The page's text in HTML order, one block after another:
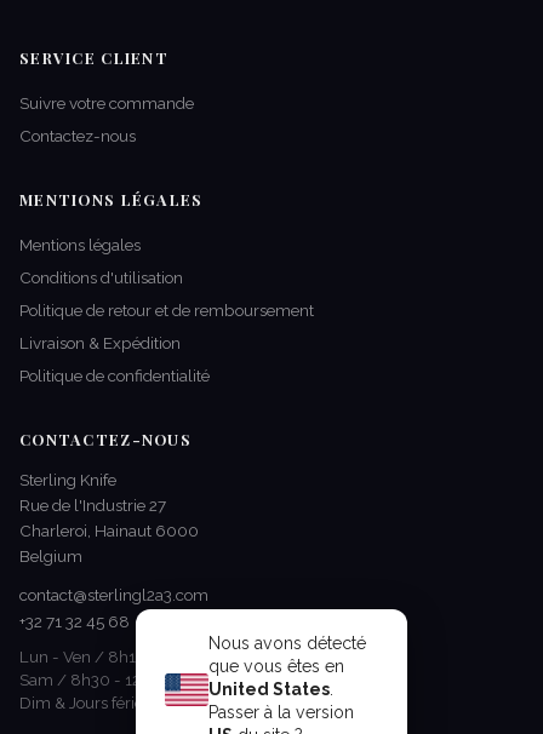
Nous avons détecté
que vous êtes en
United States.
Passer à la version
SERVICE CLIENT
Suivre votre commande
Contactez-nous
MENTIONS LÉGALES
Mentions légales
Conditions d'utilisation
Politique de retour et de remboursement
Livraison & Expédition
Politique de confidentialité
CONTACTEZ-NOUS
Sterling Knife
Rue de l'Industrie 27
Charleroi, Hainaut 6000
Belgium
contact@sterlingl2a3.com
+32 71 32 45 68
Lun - Ven / 8h15 - 17h00
Sam / 8h30 - 12h30
Dim & Jours fériés / Fermé